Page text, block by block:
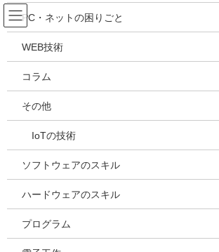
コ
ン
テ
ツ
ス
ッ
ナ
ビ
ゲ
シ
ン
移
吉川万能ＩＴ研究所
メディア
HOME
2023年2月25日
20230225144904
PC・ネットの困りごと
WEB技術
コラム
その他
IoTの技術
ソフトウェアのスキル
ハードウェアのスキル
プログラム